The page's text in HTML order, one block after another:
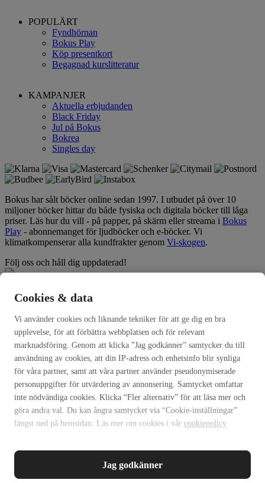
POPULÄRT
Fyndhörnan
Bokus Play
Köp presentkort
Begagnad kurslitteratur
KAMPANJER
Aktuella erbjudanden
Black Friday
Jul på Bokus
Bokrea
Singles day
Bokus har sålt böcker online sedan 1997. I utbudet på över 10
miljoner böcker hittar du både fysiska och digitala böcker till låga
priser. Läs hur du vill - på papper, på skärm eller streama i Bokus
Play - abonnemanget för ljudböcker och e-böcker. Vi
klimatkompenserar alla kundfrakter genom Vi-skogen.
Följ oss och håll dig uppdaterad!
Avtalsvillkor
Avtalsvillkor Bokus Play
Personuppgiftsbehandling
Information om webbplatsens tillgänglighet
Cookiepolicy
Cookie-inställningar
Desktop-version
Avancerad sökning
© Copyright 1997-2026 Bokus AB - en del avBokusgruppen AB
Cookies & data
Vi använder cookies och liknande tekniker för att ge dig en bra
upplevelse, för att förbättra webbplatsen och för relevant
marknadsföring. Genom att klicka ”Jag godkänner” samtycker du till
användning av cookies, att din IP-adress och enhetsinfo blir synliga
för våra partner, samt att våra partner använder pseudonymiserade
personuppgifter för utvärdering av annonsering. Samtycket omfattar
inte nödvändiga cookies. Klicka “Fler alternativ” för att läsa mer och
göra andra val. Du kan ångra samtycket via “Cookie-inställningar”
längst ned på hemsidan. Läs mer om cookies i vår cookiepolicy
Jag godkänner